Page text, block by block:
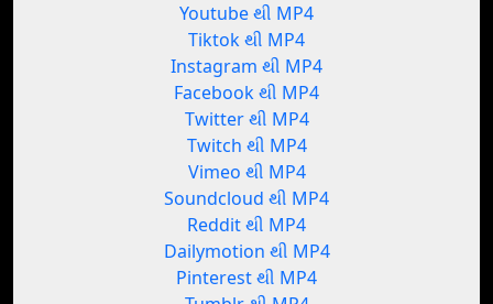
Youtube થી MP4
Tiktok થી MP4
Instagram થી MP4
Facebook થી MP4
Twitter થી MP4
Twitch થી MP4
Vimeo થી MP4
Soundcloud થી MP4
Reddit થી MP4
Dailymotion થી MP4
Pinterest થી MP4